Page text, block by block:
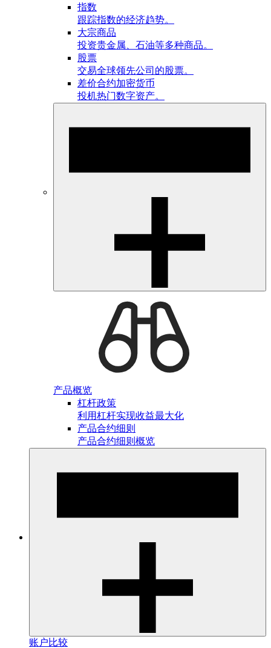
指数
跟踪指数的经济趋势。
大宗商品
投资贵金属、石油等多种商品。
股票
交易全球领先公司的股票。
差价合约加密货币
投机热门数字资产。
产品概览
杠杆政策
利用杠杆实现收益最大化
产品合约细则
产品合约细则概览
账户比较